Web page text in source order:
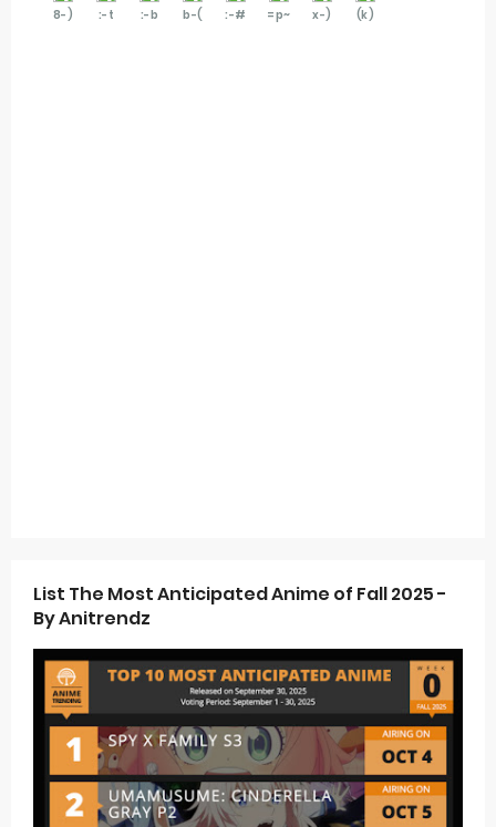
8-) :-t :-b b-( :-# =p~ x-) (k)
List The Most Anticipated Anime of Fall 2025 -
By Anitrendz